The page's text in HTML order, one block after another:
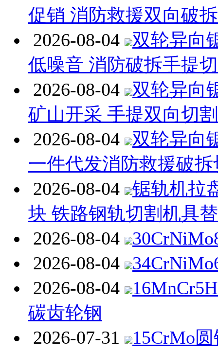
促销 消防救援双向破
2026-08-04
双轮异向
低噪音 消防破拆手提
2026-08-04
双轮异向
矿山开采 手提双向切
2026-08-04
双轮异向
一件代发消防救援破
2026-08-04
锯轨机拉
块 铁路钢轨切割机具
2026-08-04
2026-08-04
2026-08-04
碳齿轮钢
2026-07-31
15CrMo